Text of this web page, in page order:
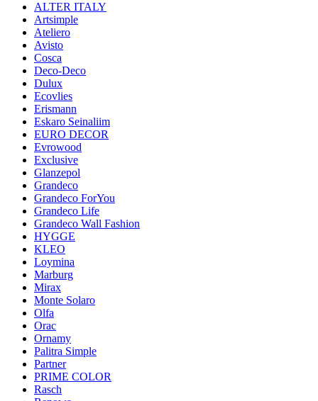
ALTER ITALY
Artsimple
Ateliero
Avisto
Cosca
Deco-Deco
Dulux
Ecovlies
Erismann
Eskaro Seinaliim
EURO DECOR
Evrowood
Exclusive
Glanzepol
Grandeco
Grandeco ForYou
Grandeco Life
Grandeco Wall Fashion
HYGGE
KLEO
Loymina
Marburg
Mirax
Monte Solaro
Olfa
Orac
Ornamy
Palitra Simple
Partner
PRIME COLOR
Rasch